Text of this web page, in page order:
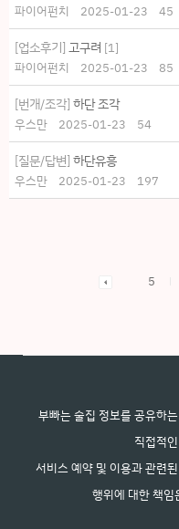
파이어펀치 2025-01-23 45
[업소후기] 고구려 [1]
파이어펀치
2025-01-23 85
[번개/조각] 하단 조각
우스만 2025-01-23 54
[질문/답변] 하단유흥
우스만 2025-01-23 197
5
부빠는 술집 정보를 공유하
직접적
서비스 예약 및 이용과 관련
행위에 대한 책임